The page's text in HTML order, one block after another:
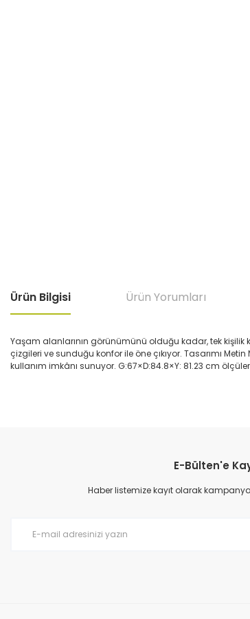
Ürün Bilgisi Ürün Yorumları
Yaşam alanlarının görünümünü olduğu kadar, tek
çizgileri ve sunduğu konfor ile öne çıkıyor. Tasarımı
kullanım imkânı sunuyor. G:67×D:84.8×Y: 81.23 cm
Ürün resmi kalitesiz, bozuk veya görüntülenemiyor.
Ürün açıklamasında eksik bilgiler bulunuyor.
E-Bülten'e
Haber listemize kayıt olarak